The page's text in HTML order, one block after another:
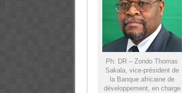
Ph: DR – Zondo Thomas
Sakala, vice-président de
la Banque africaine de
développement, en charge